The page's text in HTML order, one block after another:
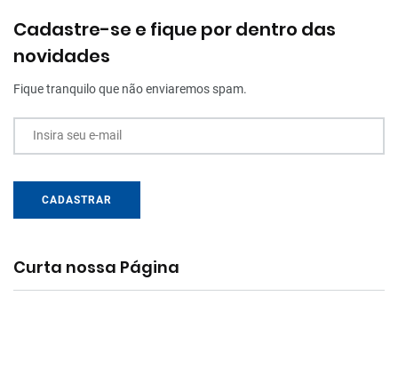
Cadastre-se e fique por dentro das
novidades
Fique tranquilo que não enviaremos spam.
Insira seu e-mail
CADASTRAR
Curta nossa Página